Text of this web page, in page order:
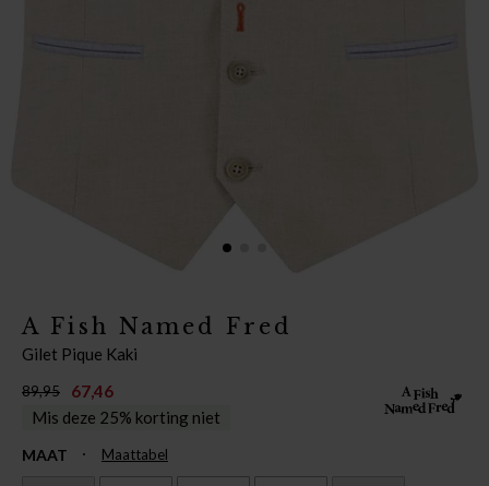
A Fish Named Fred
Gilet Pique Kaki
89,95
67,46
Mis deze 25% korting niet
MAAT Maattabel